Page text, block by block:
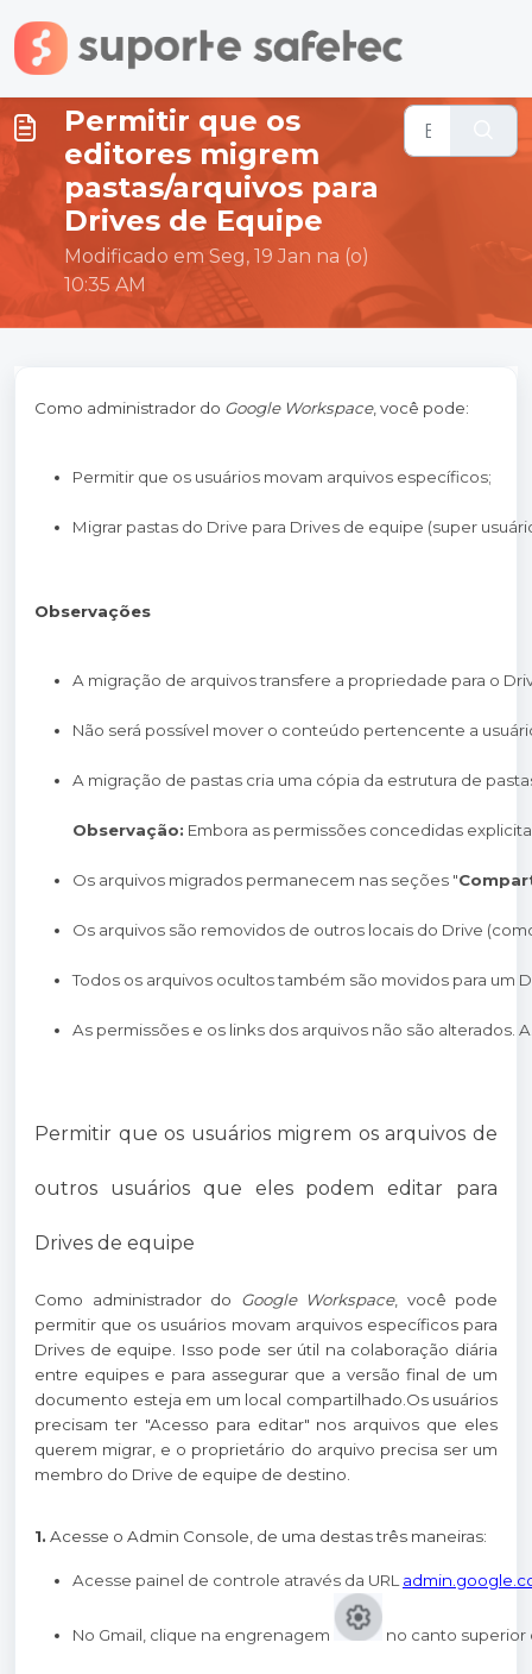
Ir para o conteúdo principal
Permitir que os
editores migrem
pastas/arquivos para
Drives de Equipe
Modificado em Seg, 19 Jan na (o)
10:35 AM
Como administrador do Google Workspace, você pode:
Permitir que os usuários movam arquivos específicos;
Migrar pastas do Drive para Drives de equipe (super
Observações
A migração de arquivos transfere a propriedade para o
Não será possível mover o conteúdo pertencente a
A migração de pastas cria uma cópia da estrutura de
Observação: Embora as permissões concedidas
Os arquivos migrados permanecem nas seções "
Os arquivos são removidos de outros locais do Drive
Todos os arquivos ocultos também são movidos para um
As permissões e os links dos arquivos não são
Permitir que os usuários migrem os arquivos de
outros usuários que eles podem editar para
Drives de equipe
Como administrador do Google Workspace, você pode
permitir que os usuários movam arquivos específicos para
Drives de equipe. Isso pode ser útil na colaboração diária
entre equipes e para assegurar que a versão final de um
documento esteja em um local compartilhado.Os usuários
precisam ter "Acesso para editar" nos arquivos que eles
querem migrar, e o proprietário do arquivo precisa ser um
membro do Drive de equipe de destino.
1. Acesse o Admin Console, de uma destas três maneiras:
Acesse painel de controle através da URL
No Gmail, clique na engrenagem no canto superior